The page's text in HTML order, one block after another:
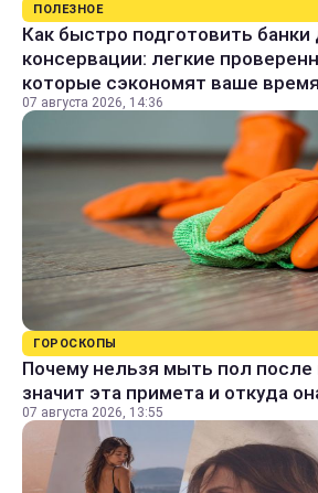
ПОЛЕЗНОЕ
Как быстро подготовить банки
консервации: легкие
которые сэкономят ваше время
07 августа 2026, 14:36
ГОРОСКОПЫ
Почему нельзя мыть пол после
значит эта примета и откуда
07 августа 2026, 13:55